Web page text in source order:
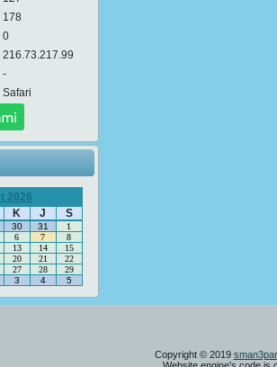
178
0
216.73.217.99
-
Safari
2026
K J S
30 31
1
6 7
8
13 14
15
20 21
22
27 28
29
3 4 5
Copyright © 2019